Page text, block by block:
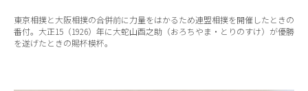
東京相撲と大阪相撲の合併前に力量をはかるため連盟相撲を開催したときの
番付。大正15（1926）年に大蛇山酉之助（おろちやま・とりのすけ）が優勝
を遂げたときの賜杯模杯。